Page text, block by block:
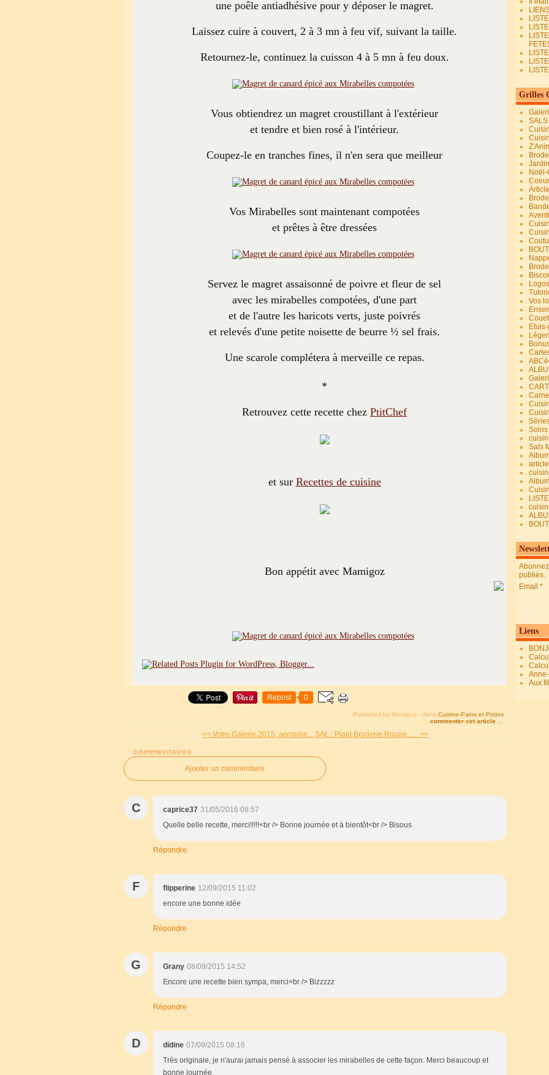
une poêle antiadhésive pour y déposer le magret.
Laissez cuire à couvert, 2 à 3 mn à feu vif, suivant la taille.
Retournez-le, continuez la cuisson 4 à 5 mn à feu doux.
Vous obtiendrez un magret croustillant à l'extérieur
et tendre et bien rosé à l'intérieur.
Coupez-le en tranches fines, il n'en sera que meilleur
Vos Mirabelles sont maintenant compotées
et prêtes à être dressées
Servez le magret assaisonné de poivre et fleur de sel
avec les mirabelles compotées, d'une part
et de l'autre les haricots verts, juste poivrés
et relevés d'une petite noisette de beurre ½ sel frais.
Une scarole complétera à merveille ce repas.
*
Retrouvez cette recette chez PtitChef
et sur Recettes de cuisine
Bon appétit avec Mamigoz
Repost 0
Published by Mamigoz - dans Cuisine-Pains et Potins
commenter cet article
<< Votre Galerie 2015, semaine... SAL : Plaid Broderie Rouge...... >>
commentaires
Ajouter un commentaire
C caprice37 31/05/2016 08:57
Quelle belle recette, merci!!!!!<br /> Bonne journée et à bientôt<br /> Bisous
Répondre
F flipperine 12/09/2015 11:02
encore une bonne idée
Répondre
G Grany 08/09/2015 14:52
Encore une recette bien sympa, merci<br /> Bizzzzz
Répondre
D didine 07/09/2015 08:16
Très originale, je n'aurai jamais pensé à associer les mirabelles de cette façon. Merci beaucoup et
bonne journée.
Grilles
Vos
Sals
article
publiés.
Email
Liens
Aux